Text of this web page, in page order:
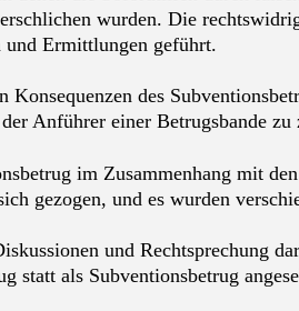
wurden. Die
und Ermittlungen geführt.
Konsequenzen des
Anführer einer Betrugsbande
im Zusammenhang mit
gezogen, und es wurden
und Rechtsprechung
statt als Subventionsbetrug